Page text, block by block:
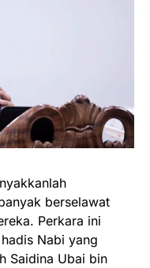
berselawat
Perkara ini
Nabi yang
Saidina Ubai bin